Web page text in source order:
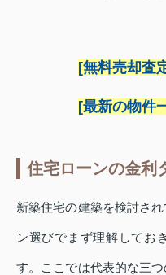
[無料売却査
[最新の物件
住宅ローンの金利
新築住宅の建築を検討さ
ン選びでまず理解してお
す。ここでは代表的な三